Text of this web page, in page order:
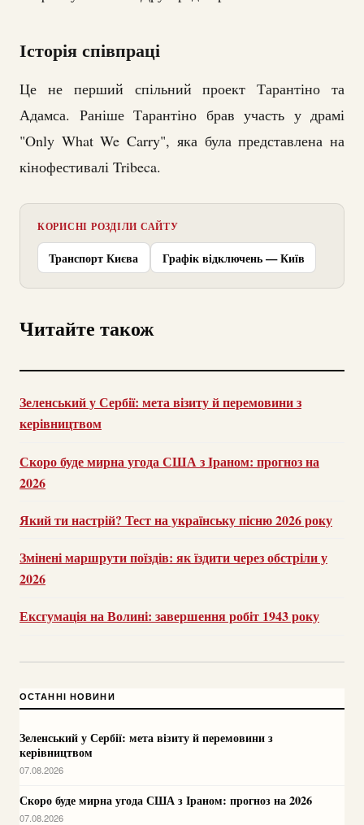
Історія співпраці
Це не перший спільний проект Тарантіно та
Адамса. Раніше Тарантіно брав участь у драмі
"Only What We Carry", яка була представлена на
кінофестивалі Tribeca.
КОРИСНІ РОЗДІЛИ САЙТУ
Транспорт Києва Графік відключень — Київ
Читайте також
Зеленський у Сербії: мета візиту й перемовини з
керівництвом
Скоро буде мирна угода США з Іраном: прогноз на
2026
Який ти настрій? Тест на українську пісню 2026 року
Змінені маршрути поїздів: як їздити через обстріли у
2026
Ексгумація на Волині: завершення робіт 1943 року
ОСТАННІ НОВИНИ
Зеленський у Сербії: мета візиту й перемовини з
керівництвом
07.08.2026
Скоро буде мирна угода США з Іраном: прогноз на 2026
07.08.2026